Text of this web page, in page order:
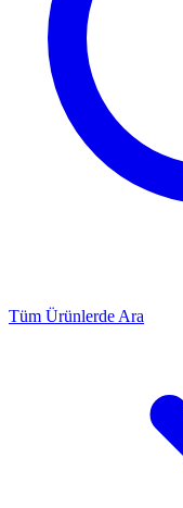
Tüm Ürünlerde Ara